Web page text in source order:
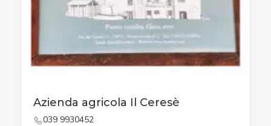
Azienda agricola Il Ceresè
039 9930452